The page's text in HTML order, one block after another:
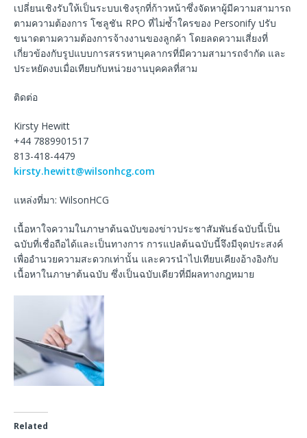
เปลี่ยนเชิงรับให้เป็นระบบเชิงรุกที่ก้าวหน้าซึ่งจัดหาผู้มีความสามารถ
ตามความต้องการ โซลูชัน RPO ที่ไม่ซ้ำใครของ Personify ปรับ
ขนาดตามความต้องการจ้างงานของลูกค้า โดยลดความเสี่ยงที่
เกี่ยวข้องกับรูปแบบการสรรหาบุคลากรที่มีความสามารถจำกัด และ
ประหยัดงบเมื่อเทียบกับหน่วยงานบุคคลที่สาม
ติดต่อ
Kirsty Hewitt
+44 7889901517
813-418-4479
kirsty.hewitt@wilsonhcg.com
แหล่งที่มา: WilsonHCG
เนื้อหาใจความในภาษาต้นฉบับของข่าวประชาสัมพันธ์ฉบับนี้เป็น
ฉบับที่เชื่อถือได้และเป็นทางการ การแปลต้นฉบับนี้จึงมีจุดประสงค์
เพื่ออำนวยความสะดวกเท่านั้น และควรนำไปเทียบเคียงอ้างอิงกับ
เนื้อหาในภาษาต้นฉบับ ซึ่งเป็นฉบับเดียวที่มีผลทางกฎหมาย
Related